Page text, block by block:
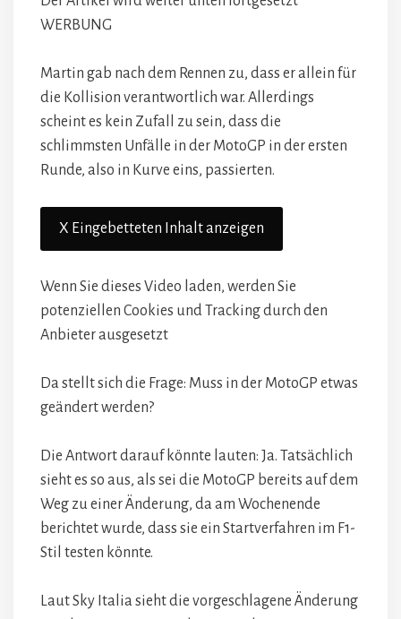
WERBUNG
Martin gab nach dem Rennen zu, dass er allein für
die Kollision verantwortlich war. Allerdings
scheint es kein Zufall zu sein, dass die
schlimmsten Unfälle in der MotoGP in der ersten
Runde, also in Kurve eins, passierten.
X Eingebetteten Inhalt anzeigen
Wenn Sie dieses Video laden, werden Sie
potenziellen Cookies und Tracking durch den
Anbieter ausgesetzt
Da stellt sich die Frage: Muss in der MotoGP etwas
geändert werden?
Die Antwort darauf könnte lauten: Ja. Tatsächlich
sieht es so aus, als sei die MotoGP bereits auf dem
Weg zu einer Änderung, da am Wochenende
berichtet wurde, dass sie ein Startverfahren im F1-
Stil testen könnte.
Laut Sky Italia sieht die vorgeschlagene Änderung